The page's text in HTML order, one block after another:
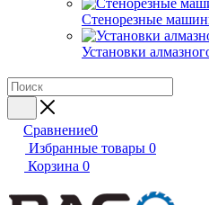
Стенорезные
Установки
Сравнение0
Избранные товары 0
Корзина 0